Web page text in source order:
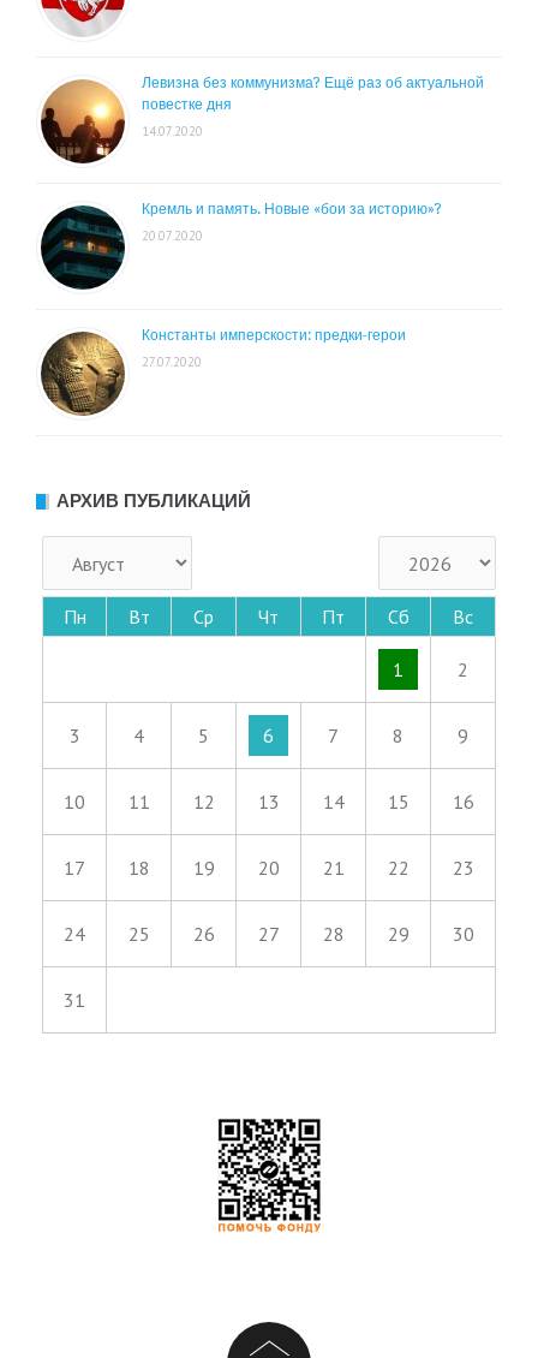
Левизна без коммунизма? Ещё раз об актуальной
повестке дня
14.07.2020
Кремль и память. Новые «бои за историю»?
20.07.2020
Константы имперскости: предки-герои
27.07.2020
АРХИВ ПУБЛИКАЦИЙ
Пн Вт Ср Чт Пт Сб Вс
1 2
3 4 5 6 7 8 9
10 11 12 13 14 15 16
17 18 19 20 21 22 23
24 25 26 27 28 29 30
31